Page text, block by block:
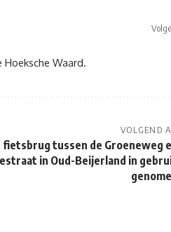
Waard.
VOLGEND
fietsbrug tussen de Groeneweg
in Oud-Beijerland in